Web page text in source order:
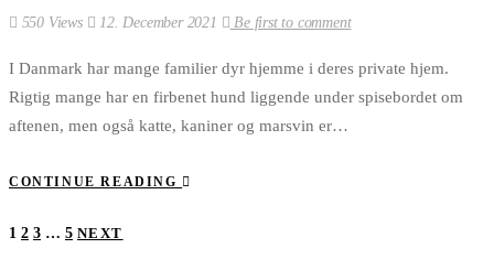
550 Views 12. December 2021 Be first to comment
I Danmark har mange familier dyr hjemme i deres private hjem.
Rigtig mange har en firbenet hund liggende under spisebordet om
aftenen, men også katte, kaniner og marsvin er…
CONTINUE READING
Posts
1 2 3 … 5 NEXT